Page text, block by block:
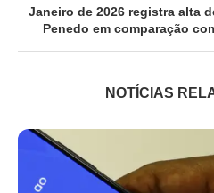
Janeiro de 2026 registra alta
Penedo em comparação
NOTÍCIAS